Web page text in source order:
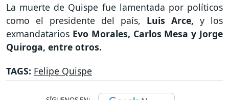
La muerte de Quispe fue lamentada por políticos
como el presidente del país, Luis Arce, y los
exmandatarios Evo Morales, Carlos Mesa y Jorge
Quiroga, entre otros.
TAGS: Felipe Quispe